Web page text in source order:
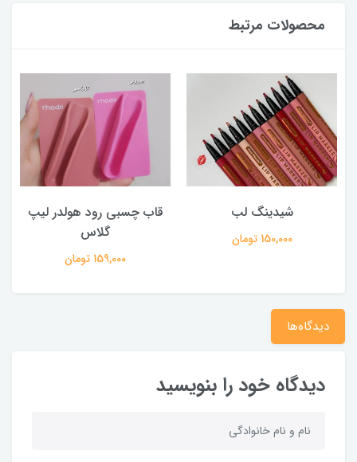
محصولات مرتبط
شیدینگ لب
150,000 تومان
قاب چسبی رود هولدر لیپ
گلاس
159,000 تومان
دیدگاه‌ها
دیدگاه خود را بنویسید